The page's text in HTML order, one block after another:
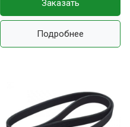
Заказать
Подробнее